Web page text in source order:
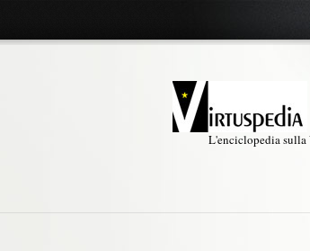
L'enciclopedia sulla